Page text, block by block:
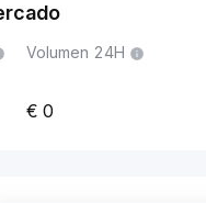
Volumen 24H
0